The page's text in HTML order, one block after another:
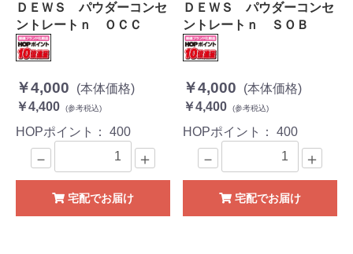
ＤＥＷＳ パウダーコンセ
ントレートｎ ＯＣＣ
￥4,000
(本体価格)
￥4,400
(参考税込)
HOPポイント： 400
－ ＋
宅配でお届け
ＤＥＷＳ パウダーコンセ
ントレートｎ ＳＯＢ
￥4,000
(本体価格)
￥4,400
(参考税込)
HOPポイント： 400
－ ＋
宅配でお届け